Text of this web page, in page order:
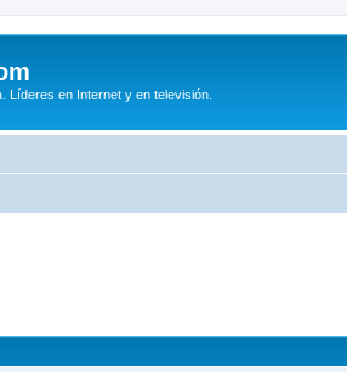
Líderes en Internet y en televisión.